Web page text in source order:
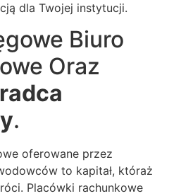
dla Twojej instytucji.
Biuro
Oraz
.
oferowane przez
to kapitał, któraż
Placówki rachunkowe